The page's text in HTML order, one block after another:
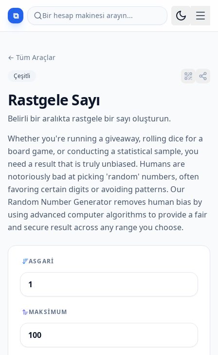
⧉ Bir hesap makinesi arayın...
← Tüm Araçlar
Çeşitli
Rastgele Sayı
Belirli bir aralıkta rastgele bir sayı oluşturun.
Whether you're running a giveaway, rolling dice for a
board game, or conducting a statistical sample, you
need a result that is truly unbiased. Humans are
notoriously bad at picking 'random' numbers, often
favoring certain digits or avoiding patterns. Our
Random Number Generator removes human bias by
using advanced computer algorithms to provide a fair
and secure result across any range you choose.
ASGARI
MAKSIMUM